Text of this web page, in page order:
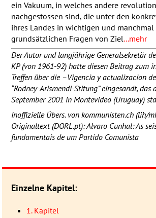
ein Vakuum, in welches andere
nachgestossen sind, die unter den
ihres Landes in wichtigen und manchmal
grundsätzlichen Fragen von Ziel...mehr
Der Autor und langjährige Generalsekretär
KP (von 1961-92) hatte diesen Beitrag zum
Treffen über die –Vigencia y actualizacion
“Rodney-Arismendi-Stitung” eingesandt, das
September 2001 in Montevideo (Uruguay)
Inoffizielle Übers. von kommunisten.ch (lih/
Originaltext (DORL.pt): Alvaro Cunhal: As
fundamentais de um Partido Comunista
Einzelne Kapitel:
1. Kapitel